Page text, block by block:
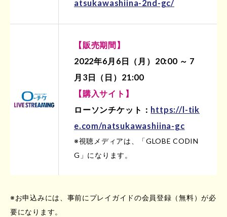
atsukawashiina-2nd-gc/
【販売期間】
2022年6月6日（月）20:00 ～ 7
月3日（日）21:00
【購入サイト】
ローソンチケット： https://l-tik
e.com/natsukawashiina-gc
※視聴メディアは、「GLOBE CODIN
G」になります。
※お申込みには、事前にプレイガイドの会員登録（無料）が必
要になります。